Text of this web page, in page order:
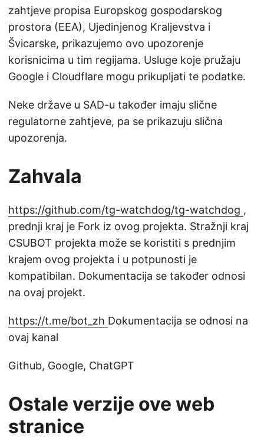
zahtjeve propisa Europskog gospodarskog
prostora (EEA), Ujedinjenog Kraljevstva i
Švicarske, prikazujemo ovo upozorenje
korisnicima u tim regijama. Usluge koje pružaju
Google i Cloudflare mogu prikupljati te podatke.
Neke države u SAD-u također imaju slične
regulatorne zahtjeve, pa se prikazuju slična
upozorenja.
Zahvala
https://github.com/tg-watchdog/tg-watchdog ,
prednji kraj je Fork iz ovog projekta. Stražnji kraj
CSUBOT projekta može se koristiti s prednjim
krajem ovog projekta i u potpunosti je
kompatibilan. Dokumentacija se također odnosi
na ovaj projekt.
https://t.me/bot_zh Dokumentacija se odnosi na
ovaj kanal
Github, Google, ChatGPT
Ostale verzije ove web
stranice